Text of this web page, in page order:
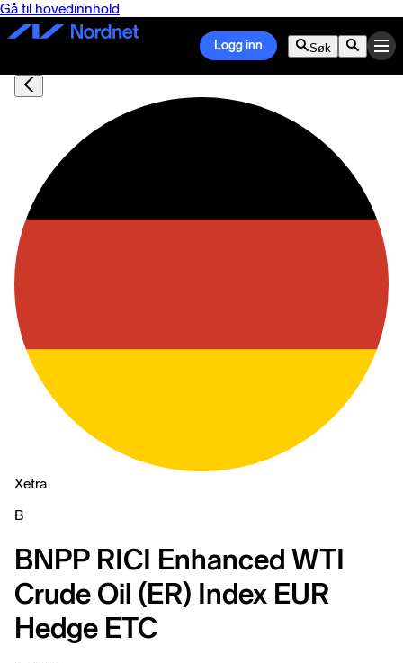
Gå til hovedinnhold
Logg inn Søk
Xetra
B
BNPP RICI Enhanced WTI
Crude Oil (ER) Index EUR
Hedge ETC